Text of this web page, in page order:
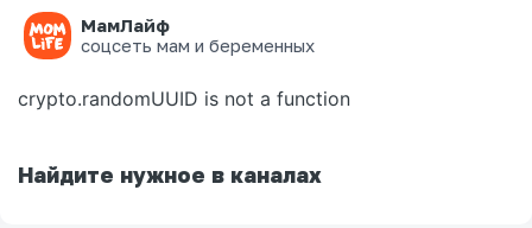
МамЛайф
соцсеть мам и беременных
Ошибка на странице
crypto.randomUUID is not a function
Найдите нужное в каналах